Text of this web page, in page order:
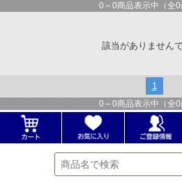
0 ～ 0商品表示中（全0
該当がありませんで
1
0 ～ 0商品表示中（全0